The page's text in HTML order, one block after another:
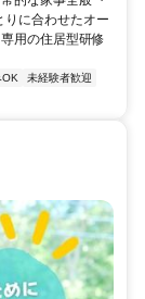
りに合わせたオー
用の住居型研修
OK
未経験者歓迎